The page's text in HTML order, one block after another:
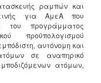
ραμπών και
για ΑμεΑ που
του προγράμματος
προϋπολογισμού
αυτόνομη και
σε αναπηρικό
ατόμων,